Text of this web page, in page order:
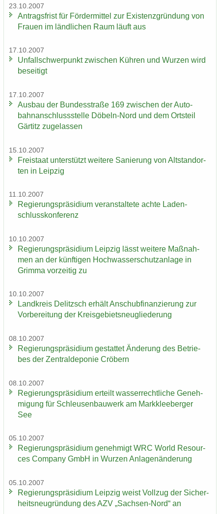
23.10.2007
An­trags­frist für För­der­mit­tel zur Exis­tenz­grün­dung von
Frau­en im länd­li­chen Raum läuft aus
17.10.2007
Un­fall­schwer­punkt zwi­schen Küh­ren und Wur­zen wird
be­sei­tigt
17.10.2007
Aus­bau der Bun­des­stra­ße 169 zwi­schen der Au­to­
bahn­an­schluss­stel­le Döbeln-​Nord und dem Orts­teil
Gär­titz zu­ge­las­sen
15.10.2007
Frei­staat un­ter­stützt wei­te­re Sa­nie­rung von Alt­stand­or­
ten in Leip­zig
11.10.2007
Re­gie­rungs­prä­si­di­um ver­an­stal­te­te achte La­den­
schluss­kon­fe­renz
10.10.2007
Re­gie­rungs­prä­si­di­um Leip­zig lässt wei­te­re Maß­nah­
men an der künf­ti­gen Hoch­was­ser­schutz­an­la­ge in
Grim­ma vor­zei­tig zu
10.10.2007
Land­kreis De­litzsch er­hält An­schub­fi­nan­zie­rung zur
Vor­be­rei­tung der Kreis­ge­biets­neu­glie­de­rung
08.10.2007
Re­gie­rungs­prä­si­di­um ge­stat­tet Än­de­rung des Be­trie­
bes der Zen­tral­de­po­nie Crö­bern
08.10.2007
Re­gie­rungs­prä­si­di­um er­teilt was­ser­recht­li­che Ge­neh­
mi­gung für Schleu­sen­bau­werk am Mark­klee­ber­ger
See
05.10.2007
Re­gie­rungs­prä­si­di­um ge­neh­migt WRC World Re­sour­
ces Com­pa­ny GmbH in Wur­zen An­la­gen­än­de­rung
05.10.2007
Re­gie­rungs­prä­si­di­um Leip­zig weist Voll­zug der Si­cher­
heits­neu­grün­dung des AZV „Sachsen-​Nord“ an